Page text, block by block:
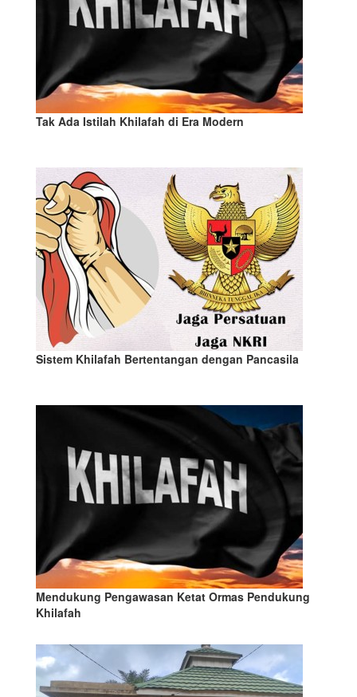
Tak Ada Istilah Khilafah di Era Modern
Sistem Khilafah Bertentangan dengan Pancasila
Mendukung Pengawasan Ketat Ormas Pendukung
Khilafah